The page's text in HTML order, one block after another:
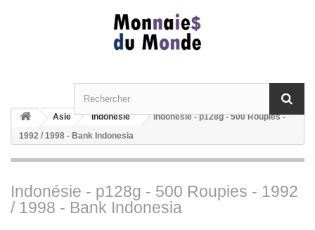
Asie Indonésie
Indonésie - p128g - 500 Roupies -
1992 / 1998 - Bank Indonesia
Indonésie - p128g - 500 Roupies - 1992
/ 1998 - Bank Indonesia